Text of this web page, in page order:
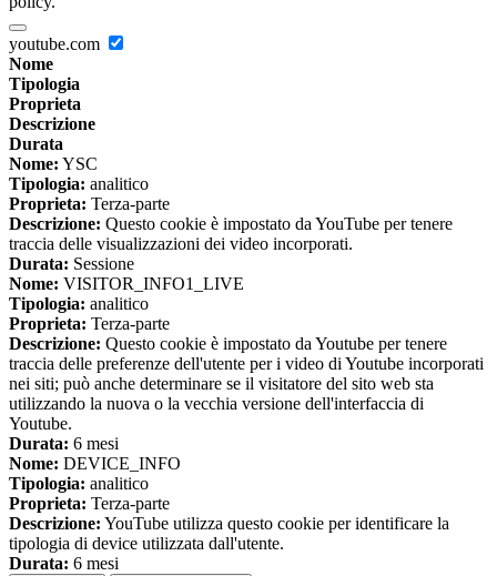
youtube.com
Nome
Tipologia
Proprieta
Descrizione
Durata
Nome: YSC
Tipologia: analitico
Proprieta: Terza-parte
Descrizione: Questo cookie è impostato da YouTube per tenere
traccia delle visualizzazioni dei video incorporati.
Durata: Sessione
Nome: VISITOR_INFO1_LIVE
Tipologia: analitico
Proprieta: Terza-parte
Descrizione: Questo cookie è impostato da Youtube per tenere
traccia delle preferenze dell'utente per i video di Youtube incorporati
nei siti; può anche determinare se il visitatore del sito web sta
utilizzando la nuova o la vecchia versione dell'interfaccia di
Youtube.
Durata: 6 mesi
Nome: DEVICE_INFO
Tipologia: analitico
Proprieta: Terza-parte
Descrizione: YouTube utilizza questo cookie per identificare la
tipologia di device utilizzata dall'utente.
Durata: 6 mesi